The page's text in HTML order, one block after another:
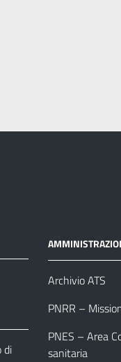
di
Archivio ATS
PNRR –
PNES – Area
sanitaria